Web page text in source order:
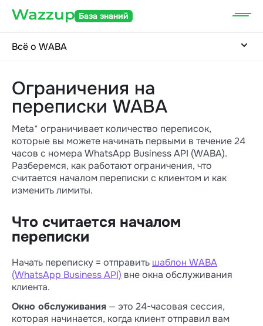
База знаний
Всё о WABA
Ограничения на
переписки WABA
Meta* ограничивает количество переписок,
которые вы можете начинать первыми в течение 24
часов с номера WhatsApp Business API (WABA).
Разберемся, как работают ограничения, что
считается началом переписки с клиентом и как
изменить лимиты.
Что считается началом
переписки
Начать переписку = отправить шаблон WABA
(WhatsApp Business API) вне окна обслуживания
клиента.
Окно обслуживания — это 24-часовая сессия,
которая начинается, когда клиент отправил вам